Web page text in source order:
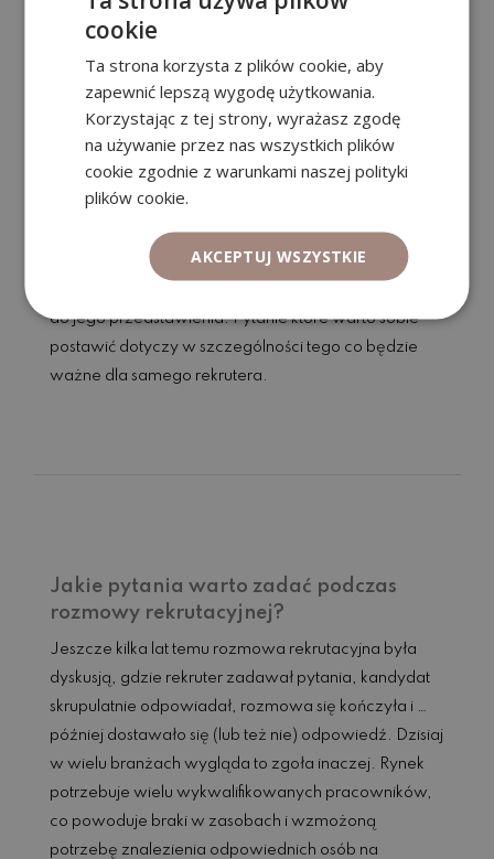
Jak student powienien napisać pierwsze
CV bez doświadczenia?
Wiele młodych osób, które aplikują na pierwsze staże
lub prace nie do końca wie jak podejść do napisania
CV. Nic w tym dziwnego, jeśli jeszcze nie mamy za
do jego przedstawienia. Pytanie które warto sobie
postawić dotyczy w szczególności tego co będzie
ważne dla samego rekrutera.
Jakie pytania warto zadać podczas
rozmowy rekrutacyjnej?
Jeszcze kilka lat temu rozmowa rekrutacyjna była
dyskusją, gdzie rekruter zadawał pytania, kandydat
skrupulatnie odpowiadał, rozmowa się kończyła i …
później dostawało się (lub też nie) odpowiedź. Dzisiaj
w wielu branżach wygląda to zgoła inaczej. Rynek
potrzebuje wielu wykwalifikowanych pracowników,
co powoduje braki w zasobach i wzmożoną
potrzebę znalezienia odpowiednich osób na
cookie
Ta strona korzysta z plików cookie, aby
zapewnić lepszą wygodę użytkowania.
Korzystając z tej strony, wyrażasz zgodę
na używanie przez nas wszystkich plików
cookie zgodnie z warunkami naszej polityki
plików cookie.
AKCEPTUJ WSZYSTKIE